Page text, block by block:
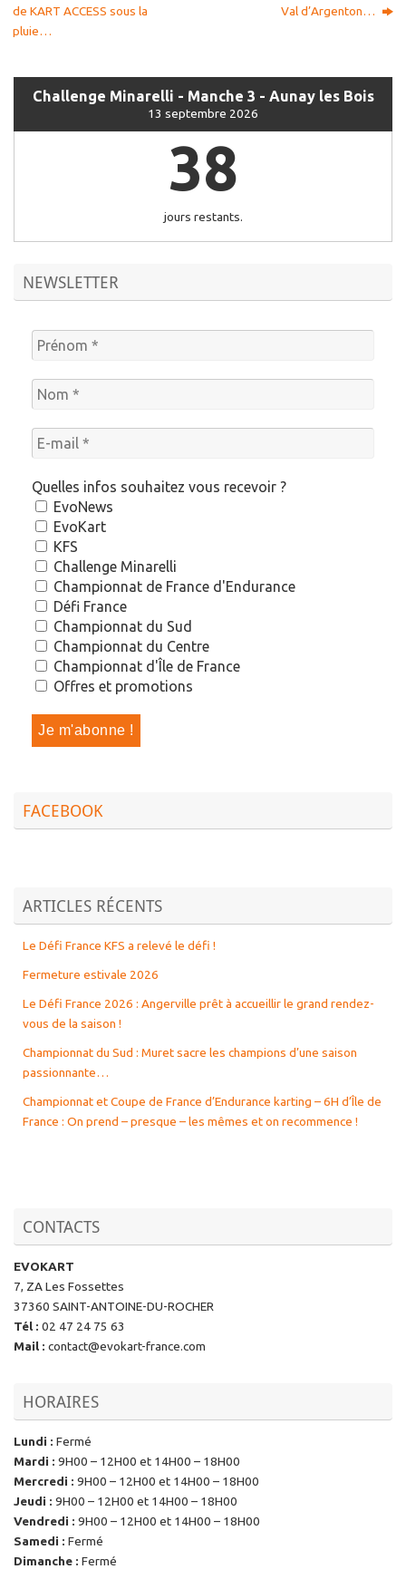
de KART ACCESS sous la
pluie…
Val d’Argenton…
Challenge Minarelli - Manche 3 - Aunay les Bois
13 septembre 2026
38
jours restants.
NEWSLETTER
Quelles infos souhaitez vous recevoir ?
EvoNews
EvoKart
KFS
Challenge Minarelli
Championnat de France d'Endurance
Défi France
Championnat du Sud
Championnat du Centre
Championnat d'Île de France
Offres et promotions
FACEBOOK
ARTICLES RÉCENTS
Le Défi France KFS a relevé le défi !
Fermeture estivale 2026
Le Défi France 2026 : Angerville prêt à accueillir le grand rendez-
vous de la saison !
Championnat du Sud : Muret sacre les champions d’une saison
passionnante…
Championnat et Coupe de France d’Endurance karting – 6H d’Île de
France : On prend – presque – les mêmes et on recommence !
CONTACTS
EVOKART
7, ZA Les Fossettes
37360 SAINT-ANTOINE-DU-ROCHER
Tél : 02 47 24 75 63
Mail : contact@evokart-france.com
HORAIRES
Lundi : Fermé
Mardi : 9H00 – 12H00 et 14H00 – 18H00
Mercredi : 9H00 – 12H00 et 14H00 – 18H00
Jeudi : 9H00 – 12H00 et 14H00 – 18H00
Vendredi : 9H00 – 12H00 et 14H00 – 18H00
Samedi : Fermé
Dimanche : Fermé